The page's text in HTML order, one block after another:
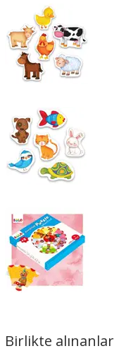
Birlikte alınanlar